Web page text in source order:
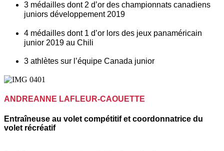
3 médailles dont 2 d’or des championnats canadiens
juniors développement 2019
4 médailles dont 1 d’or lors des jeux panaméricain
junior 2019 au Chili
3 athlètes sur l’équipe Canada junior
ANDREANNE LAFLEUR-CAOUETTE
Entraîneuse au volet compétitif et coordonnatrice du
volet récréatif